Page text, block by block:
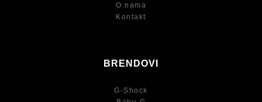
O nama
Kontakt
BRENDOVI
G-Shock